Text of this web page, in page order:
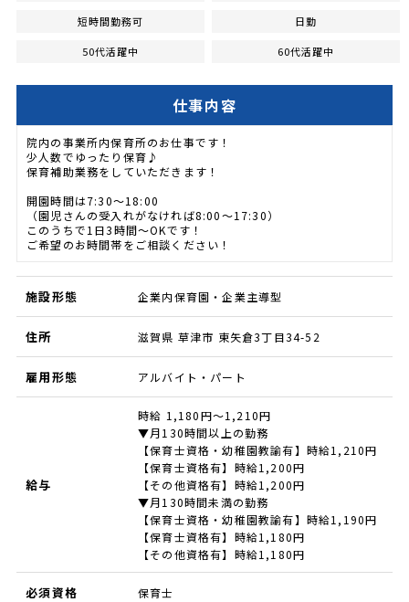
短時間勤務可 日勤
50代活躍中 60代活躍中
仕事内容
院内の事業所内保育所のお仕事です！
少人数でゆったり保育♪
保育補助業務をしていただきます！
開園時間は7:30～18:00
（園児さんの受入れがなければ8:00～17:30）
このうちで1日3時間～OKです！
ご希望のお時間帯をご相談ください！
施設形態 企業内保育園・企業主導型
住所 滋賀県 草津市 東矢倉3丁目34-52
雇用形態 アルバイト・パート
給与
時給 1,180円～1,210円
▼月130時間以上の勤務
【保育士資格・幼稚園教諭有】時給1,210円
【保育士資格有】時給1,200円
【その他資格有】時給1,200円
▼月130時間未満の勤務
【保育士資格・幼稚園教諭有】時給1,190円
【保育士資格有】時給1,180円
【その他資格有】時給1,180円
必須資格 保育士